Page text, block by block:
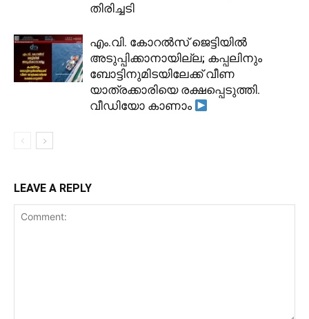
തിരിച്ചടി
​എം.വി. കോറൽസ് ജെട്ടിയിൽ
അടുപ്പിക്കാനായില്ല; കപ്പലിനും
ബോട്ടിനുമിടയിലേക്ക് വീണ
യാത്രക്കാരിയെ രക്ഷപ്പെടുത്തി.
വീഡിയോ കാണാം
LEAVE A REPLY